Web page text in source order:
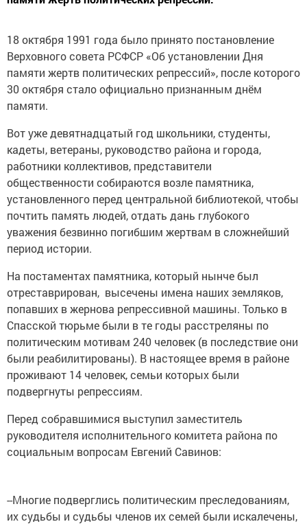
18 октября 1991 года было принято постановление
Верховного совета РСФСР «Об установлении Дня
памяти жертв политических репрессий», после которого
30 октября стало официально признанным днём
памяти.
Вот уже девятнадцатый год школьники, студенты,
кадеты, ветераны, руководство района и города,
работники коллективов, представители
общественности собираются возле памятника,
установленного перед центральной библиотекой, чтобы
почтить память людей, отдать дань глубокого
уважения безвинно погибшим жертвам в сложнейший
период истории.
На постаментах памятника, который нынче был
отреставрирован, высечены имена наших земляков,
попавших в жернова репрессивной машины. Только в
Спасской тюрьме были в те годы расстреляны по
политическим мотивам 240 человек (в последствие они
были реабилитированы). В настоящее время в районе
проживают 14 человек, семьи которых были
подвергнуты репрессиям.
Перед собравшимися выступил заместитель
руководителя исполнительного комитета района по
социальным вопросам Евгений Савинов:
--Многие подверглись политическим преследованиям,
их судьбы и судьбы членов их семей были искалечены,